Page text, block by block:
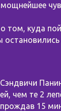
том, куда
чем те 2
15